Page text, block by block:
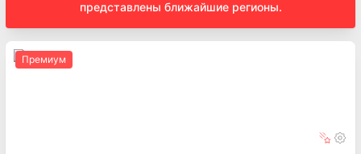
представлены ближайшие регионы.
Премиум